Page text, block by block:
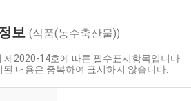
보 (식품(농수축산물))
2020-14호에 따른 필수표시항목입니다.
내용은 중복하여 표시하지 않습니다.